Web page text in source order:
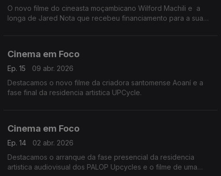
O novo filme do cineasta moçambicano Wilford Machili e a
longa de Jared Nota que recebeu financiamento para a sua
Cinema em Foco
Ep. 15
09 abr. 2026
Destacamos o novo filme da criadora santomense Aoaní e a
fase final da residencia artistica UPCycle.
Cinema em Foco
Ep. 14
02 abr. 2026
Destacamos o arranque da fase presencial da residencia
artistica audiovisual dos PALOP Upcycles e o filme de uma